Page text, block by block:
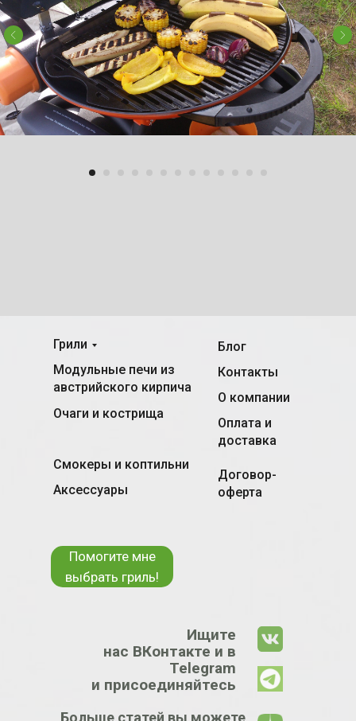
Модульные печи из
австрийского кирпича
Смокеры и коптильни
Очаги и кострища
Контакты
Блог
О компании
Оплата и
доставка
Аксессуары
Грили
Ищите
нас ВКонтакте и в
Telegram
и присоединяйтесь
Помогите мне
выбрать гриль!
Договор-
оферта